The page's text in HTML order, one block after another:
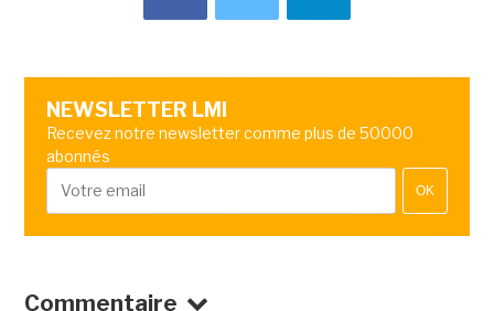
NEWSLETTER LMI
Recevez notre newsletter comme plus de 50000
abonnés
OK
Commentaire